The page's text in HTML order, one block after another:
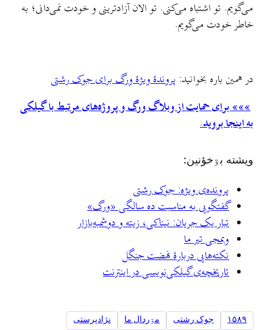
می‌گویم. تو اشتباه می‌کنی. تو الان آزادترینی و خودت نمی‌دانی؛ به
خاطر خودت می‌گویم.
در همین باره بخوانید: پروندهٔ ویژهٔ ورگ برای جوک رشتی
»»» برای حمایت از وبلاگ ورگ و پروژه‌های مرتبط با گیلکی
به اینجا بروید.
ويشته بۊخؤنين:
پرونده‌ی ویژه: جوک رشتی
گفتگویی به مناسبت ده سالگی «ورگ»
تبار یک جریان: نیناکی، زیته و دوشمبه‌بازار
وبمجی تیر ما
نکته‌هایی دربارهٔ نهضت جنگل
تاريخچه‌ی گيلکی‌نويسی در اينترنت
۱۵۸۹ جوک رشتی مۊردال ما نژادپرستی